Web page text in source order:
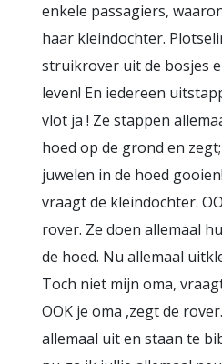
enkele passagiers,
haar kleindochter.
struikrover uit de bosjes
leven! En iedereen
vlot ja ! Ze stappen
hoed op de grond en
juwelen in de hoed
vraagt de kleindochter.
rover. Ze doen allemaal
de hoed. Nu allemaal
Toch niet mijn oma,
OOK je oma ,zegt de
allemaal uit en staan te